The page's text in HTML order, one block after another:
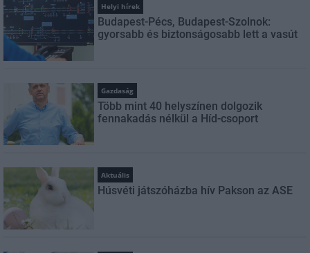
Helyi hírek
Budapest-Pécs, Budapest-Szolnok:
gyorsabb és biztonságosabb lett a vasút
Gazdaság
Több mint 40 helyszínen dolgozik
fennakadás nélkül a Híd-csoport
Aktuális
Húsvéti játszóházba hív Pakson az ASE